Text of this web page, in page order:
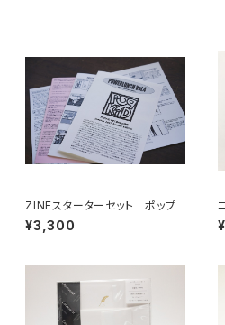
ZINEスターターセット ポップ
¥3,300